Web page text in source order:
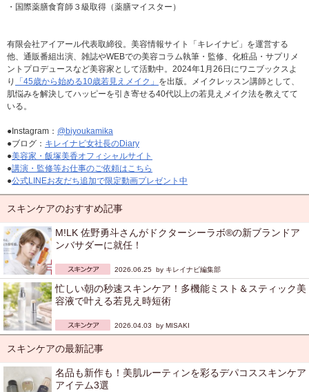
・国際薬膳食育師３級取得（薬膳マイスター）
有限会社アイアール代表取締役。美容情報サイト「キレイナビ」を運営する
他、通販番組出演、雑誌やWEBでの美容コラム執筆・監修、化粧品・サプリメ
ントプロデュースなど美容家として活動中。2024年1月26日にワニブックスよ
り
「45歳から始める10歳若見えメイク」 を出版。メイクレッスン講師として、
肌悩みを解決してハッピーを引き寄せる40代以上の若見えメイク法を教えてて
いる。
●Instagram： @biyoukamika
●ブログ： キレイナビ女社長のDiary
●美容家・飯塚美香オフィシャルサイト
●講演・監修等お仕事のご依頼はこちら
●公式LINEお友だち追加で限定動画プレゼント中
スキンケアのおすすめ記事
M!LK 佐野勇斗さんがドクターシーラボ®の新ブランドア
ンバサダーに就任！
2026.06.25 by キレイナビ編集部
忙しい朝の秒速スキンケア！多機能ミスト＆スティック美
容液で叶える若見え時短術
2026.04.03 by MISAKI
スキンケアの最新記事
名品も新作も！美肌ルーティンを彩るデパコススキンケア
アイテム3選